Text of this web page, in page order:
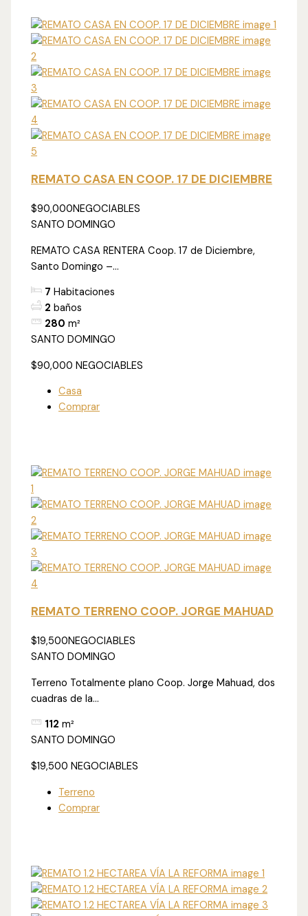
REMATO CASA EN COOP. 17 DE DICIEMBRE
$90,000NEGOCIABLES
SANTO DOMINGO
REMATO CASA RENTERA Coop. 17 de Diciembre,
Santo Domingo –...
7 Habitaciones
2 baños
280 m²
SANTO DOMINGO
$90,000 NEGOCIABLES
Casa
Comprar
REMATO TERRENO COOP. JORGE MAHUAD
$19,500NEGOCIABLES
SANTO DOMINGO
Terreno Totalmente plano Coop. Jorge Mahuad, dos
cuadras de la...
112 m²
SANTO DOMINGO
$19,500 NEGOCIABLES
Terreno
Comprar